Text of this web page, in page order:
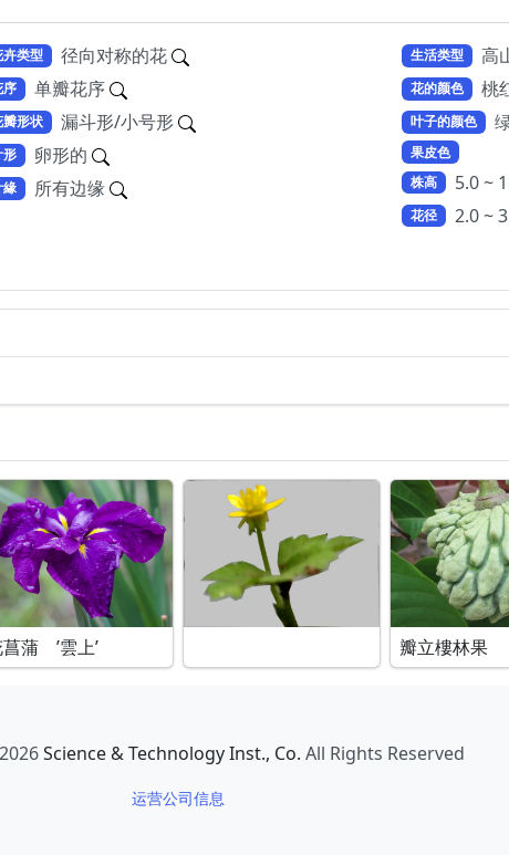
卉类型 径向对称的花
序 单瓣花序
瓣形状 漏斗形/小号形
形 卵形的
緣 所有边缘
生活类型 高
花的颜色 桃
叶子的颜色
果皮色
株高
5.0 ~
花径 2.0 ~
蒲 ’雲上’ 瓣立樓林果
Science & Technology Inst., Co. All Rights Reserved
运营公司信息